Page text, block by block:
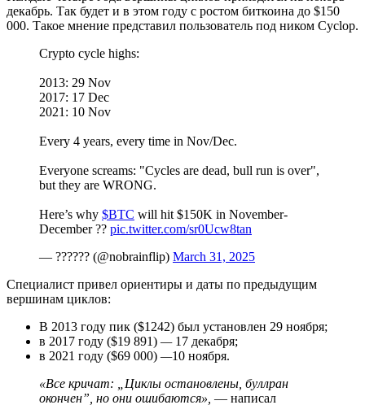
декабрь. Так будет и в этом году с ростом биткоина до $150
000. Такое мнение представил пользователь под ником Cyclop.
Crypto cycle highs:
2013: 29 Nov
2017: 17 Dec
2021: 10 Nov
Every 4 years, every time in Nov/Dec.
Everyone screams: "Cycles are dead, bull run is over",
but they are WRONG.
Here’s why $BTC will hit $150K in November-
December ?? pic.twitter.com/sr0Ucw8tan
— ?????? (@nobrainflip) March 31, 2025
Специалист привел ориентиры и даты по предыдущим
вершинам циклов:
В 2013 году пик ($1242) был установлен 29 ноября;
в 2017 году ($19 891) —17 декабря;
в 2021 году ($69 000) —10 ноября.
«Все кричат: „Циклы остановлены, буллран
окончен”, но они ошибаются», — написал